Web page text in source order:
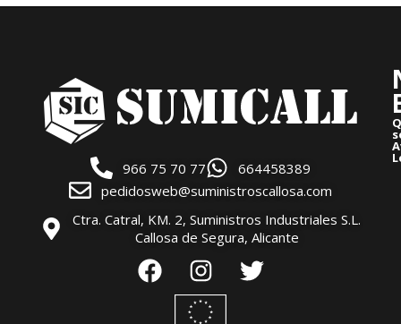
966 75 70 77
664458389
pedidosweb@suministroscallosa.com
Ctra. Catral, KM. 2, Suministros Industriales S.L.
Callosa de Segura, Alicante